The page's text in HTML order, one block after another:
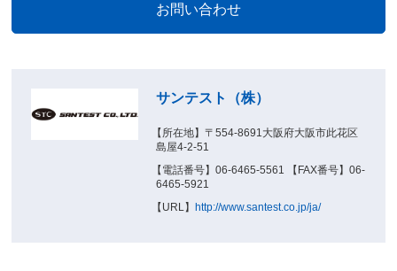
サンテスト（株）
【所在地】〒554-8691大阪府大阪市此花区
島屋4-2-51
【電話番号】06-6465-5561 【FAX番号】06-
6465-5921
【URL】
http://www.santest.co.jp/ja/